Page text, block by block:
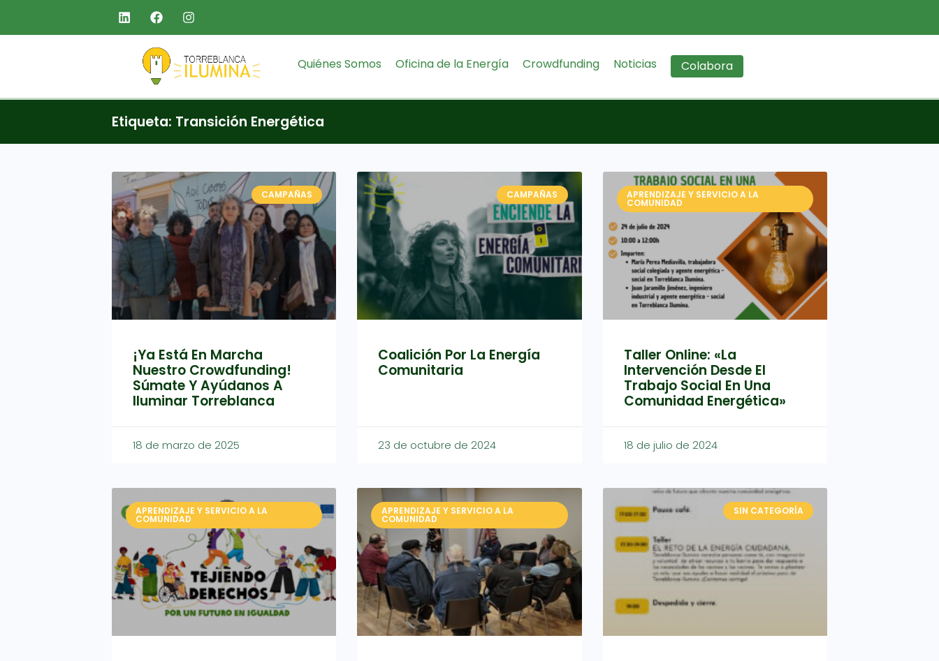
Quiénes Somos Oficina de la Energía Crowdfunding Noticias Colabora
Etiqueta: Transición Energética
CAMPAÑAS
¡Ya Está En Marcha
Nuestro Crowdfunding!
Súmate Y Ayúdanos A
Iluminar Torreblanca
18 de marzo de 2025
CAMPAÑAS
Coalición Por La Energía
Comunitaria
23 de octubre de 2024
APRENDIZAJE Y SERVICIO A LA
COMUNIDAD
Taller Online: «La
Intervención Desde El
Trabajo Social En Una
Comunidad Energética»
18 de julio de 2024
APRENDIZAJE Y SERVICIO A LA
COMUNIDAD
APRENDIZAJE Y SERVICIO A LA
COMUNIDAD
SIN CATEGORÍA